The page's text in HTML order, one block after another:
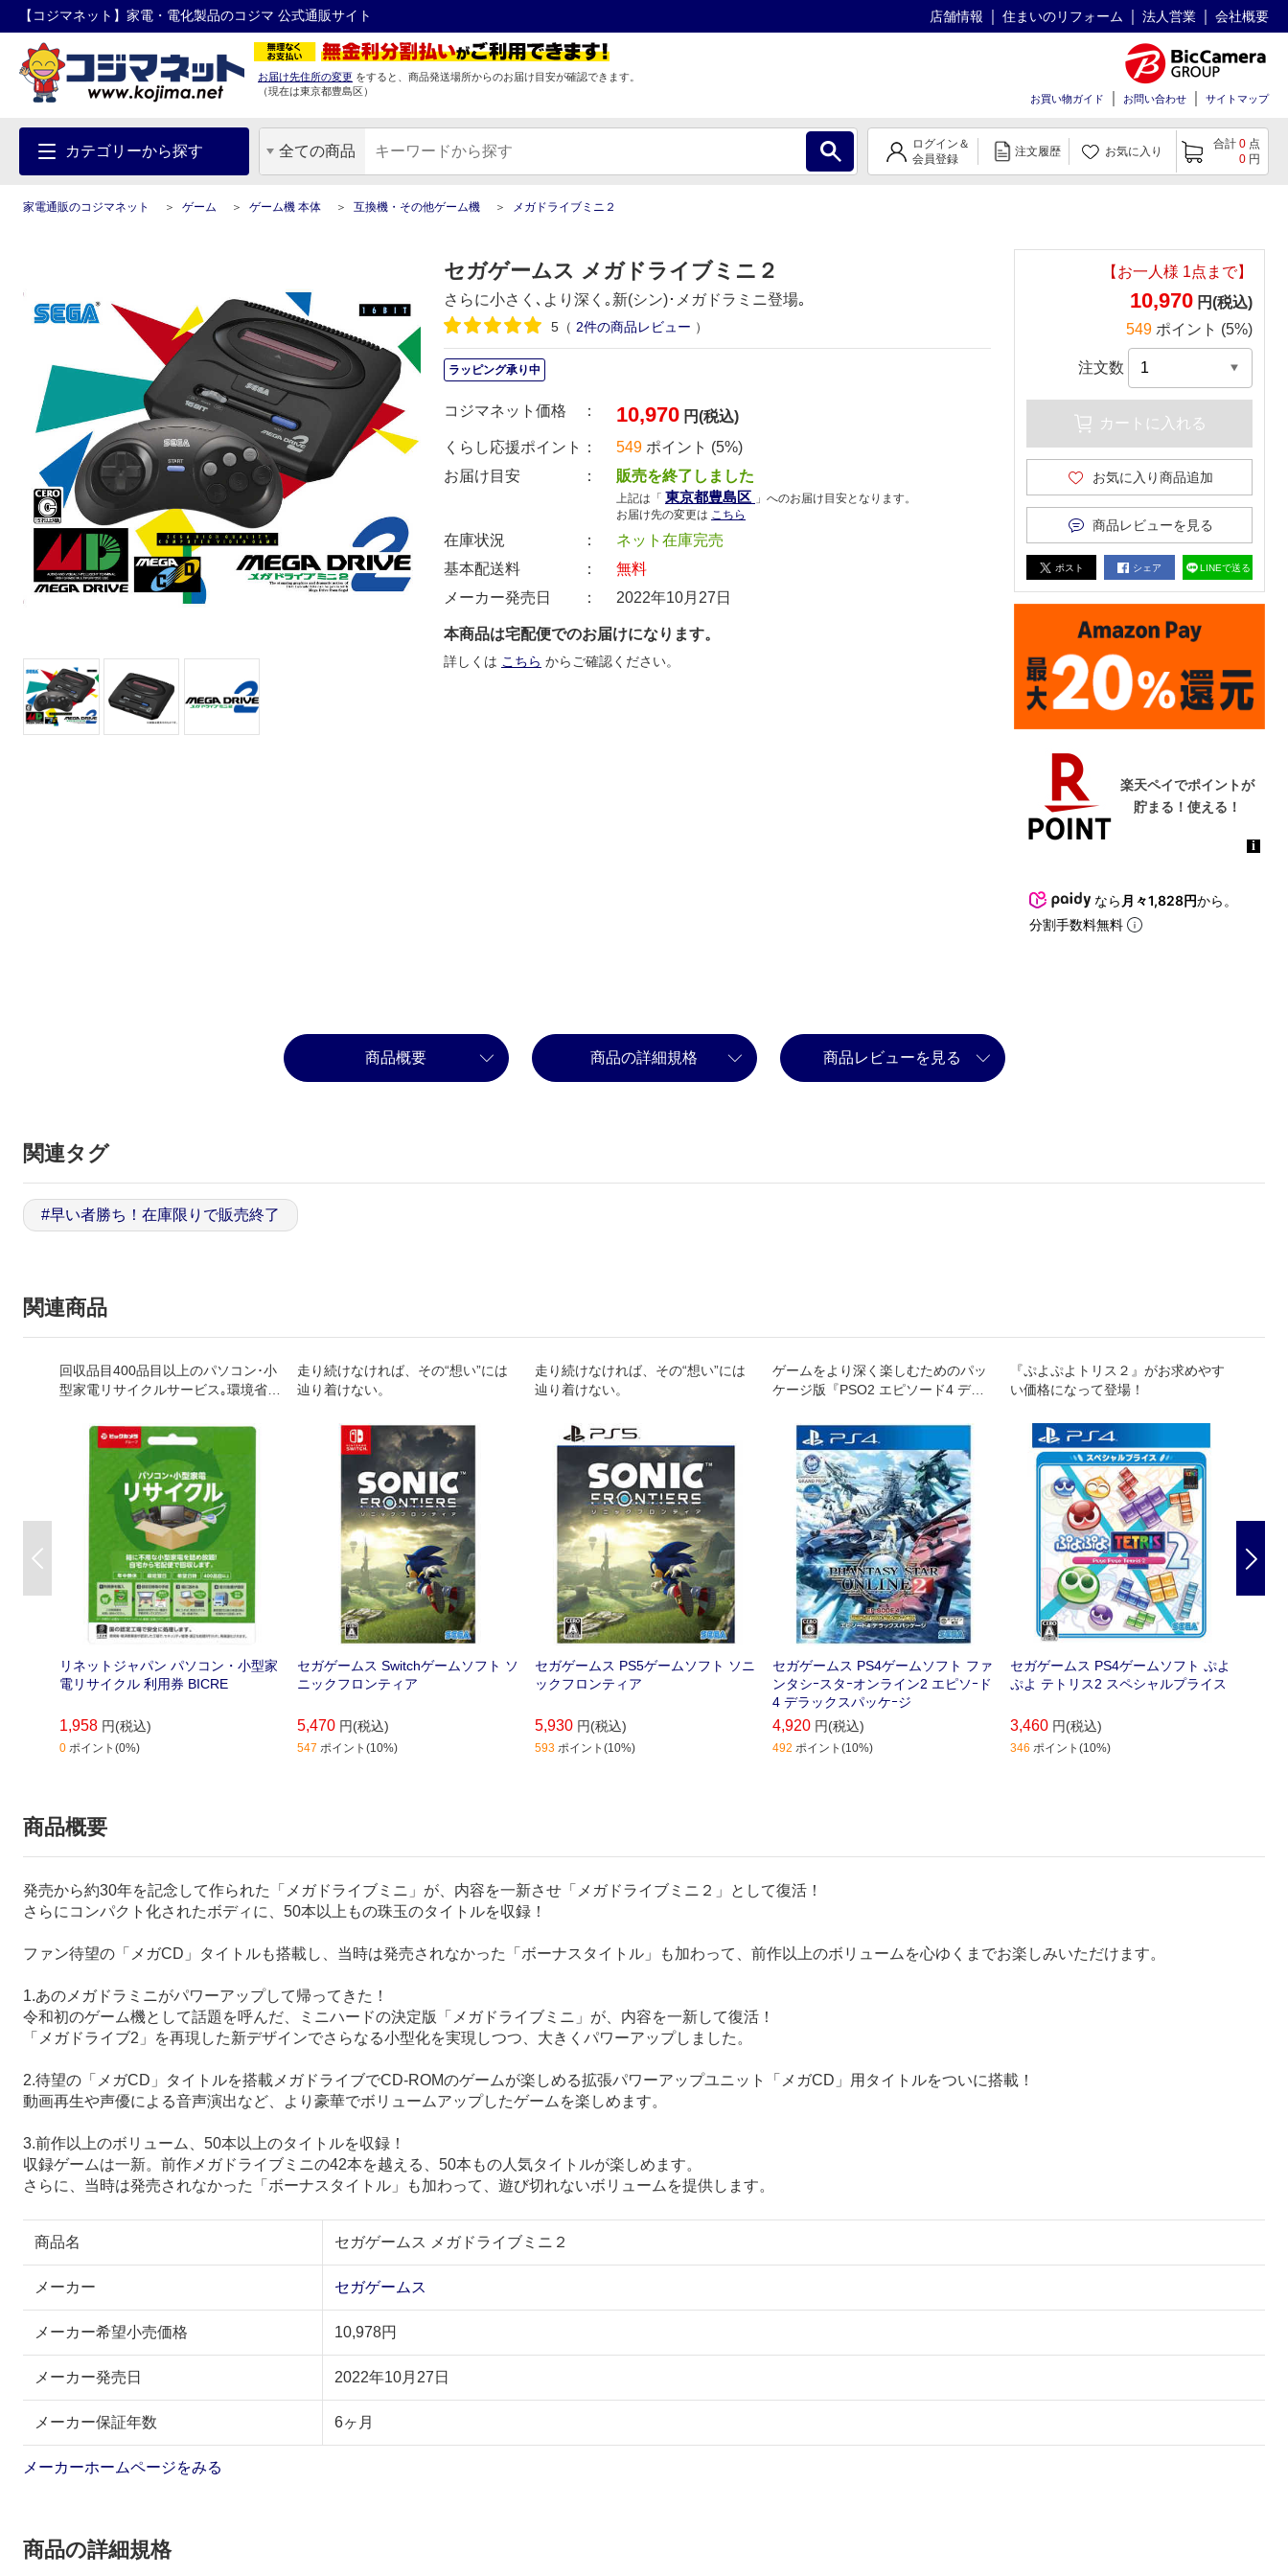
【コジマネット】家電・電化製品のコジマ 公式通販サイト 店舗情報 住まいのリフォーム 法人営業 会社概要
お届け先住所の変更 をすると、商品発送場所からのお届け目安が確認できます。
（現在は東京都豊島区）
お買い物ガイド お問い合わせ サイトマップ
カテゴリーから探す 全ての商品
ログイン＆
会員登録
注文履歴 お気に入り
合計 0 点
0 円
家電通販のコジマネット ゲーム ゲーム機 本体 互換機・その他ゲーム機 メガドライブミニ２
セガゲームス メガドライブミニ２
さらに小さく､より深く｡新(シン)･メガドラミニ登場｡
5 （ 2件の商品レビュー ）
ラッピング承り中
コジマネット価格 ： 10,970 円(税込)
くらし応援ポイント：
549 ポイント (5%)
お届け目安 ：
販売を終了しました
上記は「 東京都豊島区 」へのお届け目安となります。
お届け先の変更は こちら
在庫状況 ：
ネット在庫完売
基本配送料 ：
無料
メーカー発売日 ：
2022年10月27日
本商品は宅配便でのお届けになります。
詳しくは こちら からご確認ください。
【お一人様 1点まで】
10,970 円(税込)
549 ポイント (5%)
注文数
カートに入れる
お気に入り商品追加
商品レビューを見る
ポスト シェア LINEで送る
なら 月々1,828円から。
分割手数料無料
商品概要 商品の詳細規格 商品レビューを見る
関連タグ
#早い者勝ち！在庫限りで販売終了
関連商品
回収品目400品目以上のパソコン･小
型家電リサイクルサービス｡環境省･
リティ管理･適正な処理が行われ､再
資源化されます｡年中無休｡自宅から
宅配便で回収します｡
リネットジャパン パソコン・小型家
電リサイクル 利用券 BICRE
1,958 円(税込)
0 ポイント(0%)
走り続けなければ、その“想い”には
辿り着けない。
セガゲームス Switchゲームソフト ソ
ニックフロンティア
5,470 円(税込)
547 ポイント(10%)
走り続けなければ、その“想い”には
辿り着けない。
セガゲームス PS5ゲームソフト ソニ
ックフロンティア
5,930 円(税込)
593 ポイント(10%)
ゲームをより深く楽しむためのパッ
ケージ版『PSO2 エピソード4 デラ
で登場!
セガゲームス PS4ゲームソフト ファ
ンタシｰスタｰオンライン2 エピソｰド
4 デラックスパッケｰジ
4,920 円(税込)
492 ポイント(10%)
『ぷよぷよトリス２』がお求めやす
い価格になって登場！
セガゲームス PS4ゲームソフト ぷよ
ぷよ テトリス2 スペシャルプライス
3,460 円(税込)
346 ポイント(10%)
商品概要
発売から約30年を記念して作られた「メガドライブミニ」が、内容を一新させ「メガドライブミニ２」として復活！
さらにコンパクト化されたボディに、50本以上もの珠玉のタイトルを収録！
ファン待望の「メガCD」タイトルも搭載し、当時は発売されなかった「ボーナスタイトル」も加わって、前作以上のボリュームを心ゆくまでお楽しみいただけます。
1.あのメガドラミニがパワーアップして帰ってきた！
令和初のゲーム機として話題を呼んだ、ミニハードの決定版「メガドライブミニ」が、内容を一新して復活！
「メガドライブ2」を再現した新デザインでさらなる小型化を実現しつつ、大きくパワーアップしました。
2.待望の「メガCD」タイトルを搭載メガドライブでCD-ROMのゲームが楽しめる拡張パワーアップユニット「メガCD」用タイトルをついに搭載！
動画再生や声優による音声演出など、より豪華でボリュームアップしたゲームを楽しめます。
3.前作以上のボリューム、50本以上のタイトルを収録！
収録ゲームは一新。前作メガドライブミニの42本を越える、50本もの人気タイトルが楽しめます。
さらに、当時は発売されなかった「ボーナスタイトル」も加わって、遊び切れないボリュームを提供します。
商品名 セガゲームス メガドライブミニ２
メーカー セガゲームス
メーカー希望小売価格 10,978円
メーカー発売日 2022年10月27日
メーカー保証年数 6ヶ月
メーカーホームページをみる
商品の詳細規格